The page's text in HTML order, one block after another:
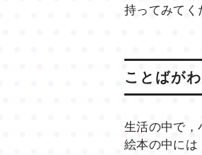
持ってみてく
ことばが
生活の中で，
絵本の中には